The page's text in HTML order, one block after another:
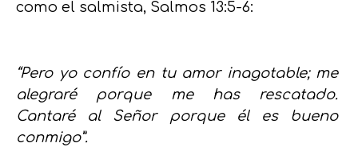
como el salmista, Salmos 13:5-6:
“Pero yo confío en tu amor inagotable; me
alegraré porque me has rescatado.
Cantaré al Señor porque él es bueno
conmigo”.